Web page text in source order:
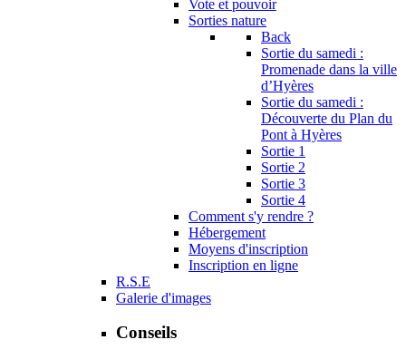
Vote et pouvoir
Sorties nature
Back
Sortie du samedi :
Promenade dans la ville
d’Hyères
Sortie du samedi :
Découverte du Plan du
Pont à Hyères
Sortie 1
Sortie 2
Sortie 3
Sortie 4
Comment s'y rendre ?
Hébergement
Moyens d'inscription
Inscription en ligne
R.S.E
Galerie d'images
Conseils